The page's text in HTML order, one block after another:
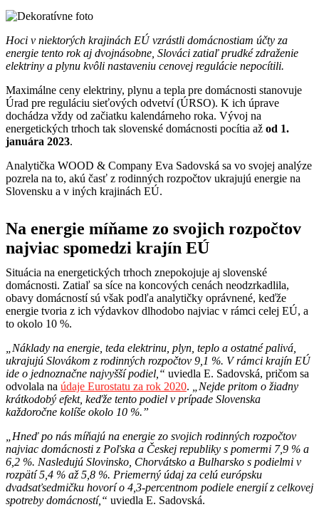
Hoci v niektorých krajinách EÚ vzrástli domácnostiam účty za
energie tento rok aj dvojnásobne, Slováci zatiaľ prudké zdraženie
elektriny a plynu kvôli nastaveniu cenovej regulácie nepocítili.
Maximálne ceny elektriny, plynu a tepla pre domácnosti stanovuje
Úrad pre reguláciu sieťových odvetví (ÚRSO). K ich úprave
dochádza vždy od začiatku kalendárneho roka. Vývoj na
energetických trhoch tak slovenské domácnosti pocítia až od 1.
januára 2023.
Analytička WOOD & Company Eva Sadovská sa vo svojej analýze
pozrela na to, akú časť z rodinných rozpočtov ukrajujú energie na
Slovensku a v iných krajinách EÚ.
Na energie míňame zo svojich rozpočtov
najviac spomedzi krajín EÚ
Situácia na energetických trhoch znepokojuje aj slovenské
domácnosti. Zatiaľ sa síce na koncových cenách neodzrkadlila,
obavy domácností sú však podľa analytičky oprávnené, keďže
energie tvoria z ich výdavkov dlhodobo najviac v rámci celej EÚ, a
to okolo 10 %.
„Náklady na energie, teda elektrinu, plyn, teplo a ostatné palivá,
ukrajujú Slovákom z rodinných rozpočtov 9,1 %. V rámci krajín EÚ
ide o jednoznačne najvyšší podiel,“ uviedla E. Sadovská, pričom sa
odvolala na údaje Eurostatu za rok 2020.
„Nejde pritom o žiadny
krátkodobý efekt, keďže tento podiel v prípade Slovenska
každoročne kolíše okolo 10 %.”
„Hneď po nás míňajú na energie zo svojich rodinných rozpočtov
najviac domácnosti z Poľska a Českej republiky s pomermi 7,9 % a
6,2 %. Nasledujú Slovinsko, Chorvátsko a Bulharsko s podielmi v
rozpätí 5,4 % až 5,8 %. Priemerný údaj za celú európsku
dvadsaťsedmičku hovorí o 4,3-percentnom podiele energií z celkovej
spotreby domácností,“ uviedla E. Sadovská.